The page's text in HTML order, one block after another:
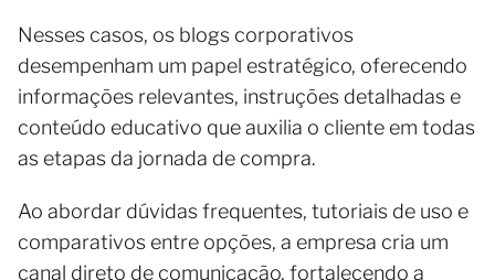
Nesses casos, os blogs corporativos
desempenham um papel estratégico, oferecendo
informações relevantes, instruções detalhadas e
conteúdo educativo que auxilia o cliente em todas
as etapas da jornada de compra.
Ao abordar dúvidas frequentes, tutoriais de uso e
comparativos entre opções, a empresa cria um
canal direto de comunicação, fortalecendo a